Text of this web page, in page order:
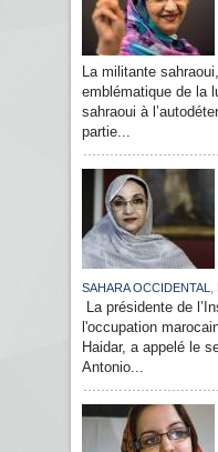
La militante
emblématique de la
sahraoui à
partie...
SAHARA OCCIDENTAL ,
La présidente de
l'occupation
Haidar, a appelé le
Antonio...